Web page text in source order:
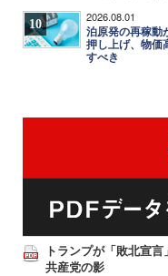
10 2026.08.01
泊原発の再稼動
押し上げ、物価
すべき
トランプが「敗北宣
共産党の影